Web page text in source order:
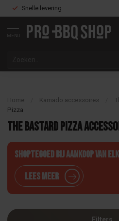
Snelle levering
MENU
Home Kamado accessoires
Pizza
The Bastard Pizza
Shoptegoed bij aankoop van
Lees meer